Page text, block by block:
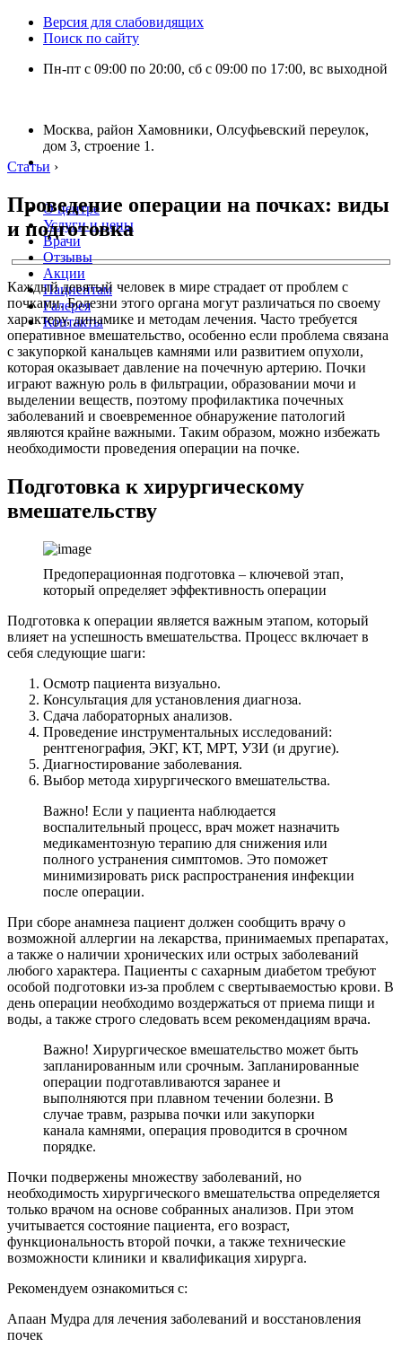
Версия для слабовидящих
Поиск по сайту
Пн-пт с 09:00 по 20:00, сб с 09:00 по 17:00, вс выходной
Москва, район Хамовники, Олсуфьевский переулок,
дом 3, строение 1.
О центре
Услуги и цены
Врачи
Отзывы
Акции
Пациентам
Галерея
Контакты
Статьи ›
Проведение операции на почках: виды
и подготовка
Каждый девятый человек в мире страдает от проблем с
почками. Болезни этого органа могут различаться по своему
характеру, динамике и методам лечения. Часто требуется
оперативное вмешательство, особенно если проблема связана
с закупоркой канальцев камнями или развитием опухоли,
которая оказывает давление на почечную артерию. Почки
играют важную роль в фильтрации, образовании мочи и
выделении веществ, поэтому профилактика почечных
заболеваний и своевременное обнаружение патологий
являются крайне важными. Таким образом, можно избежать
необходимости проведения операции на почке.
Подготовка к хирургическому
вмешательству
Предоперационная подготовка – ключевой этап,
который определяет эффективность операции
Подготовка к операции является важным этапом, который
влияет на успешность вмешательства. Процесс включает в
себя следующие шаги:
Осмотр пациента визуально.
Консультация для установления диагноза.
Сдача лабораторных анализов.
Проведение инструментальных исследований:
рентгенография, ЭКГ, КТ, МРТ, УЗИ (и другие).
Диагностирование заболевания.
Выбор метода хирургического вмешательства.
Важно! Если у пациента наблюдается
воспалительный процесс, врач может назначить
медикаментозную терапию для снижения или
полного устранения симптомов. Это поможет
минимизировать риск распространения инфекции
после операции.
При сборе анамнеза пациент должен сообщить врачу о
возможной аллергии на лекарства, принимаемых препаратах,
а также о наличии хронических или острых заболеваний
любого характера. Пациенты с сахарным диабетом требуют
особой подготовки из-за проблем с свертываемостью крови. В
день операции необходимо воздержаться от приема пищи и
воды, а также строго следовать всем рекомендациям врача.
Важно! Хирургическое вмешательство может быть
запланированным или срочным. Запланированные
операции подготавливаются заранее и
выполняются при плавном течении болезни. В
случае травм, разрыва почки или закупорки
канала камнями, операция проводится в срочном
порядке.
Почки подвержены множеству заболеваний, но
необходимость хирургического вмешательства определяется
только врачом на основе собранных анализов. При этом
учитывается состояние пациента, его возраст,
функциональность второй почки, а также технические
возможности клиники и квалификация хирурга.
Рекомендуем ознакомиться с:
Апаан Мудра для лечения заболеваний и восстановления
почек